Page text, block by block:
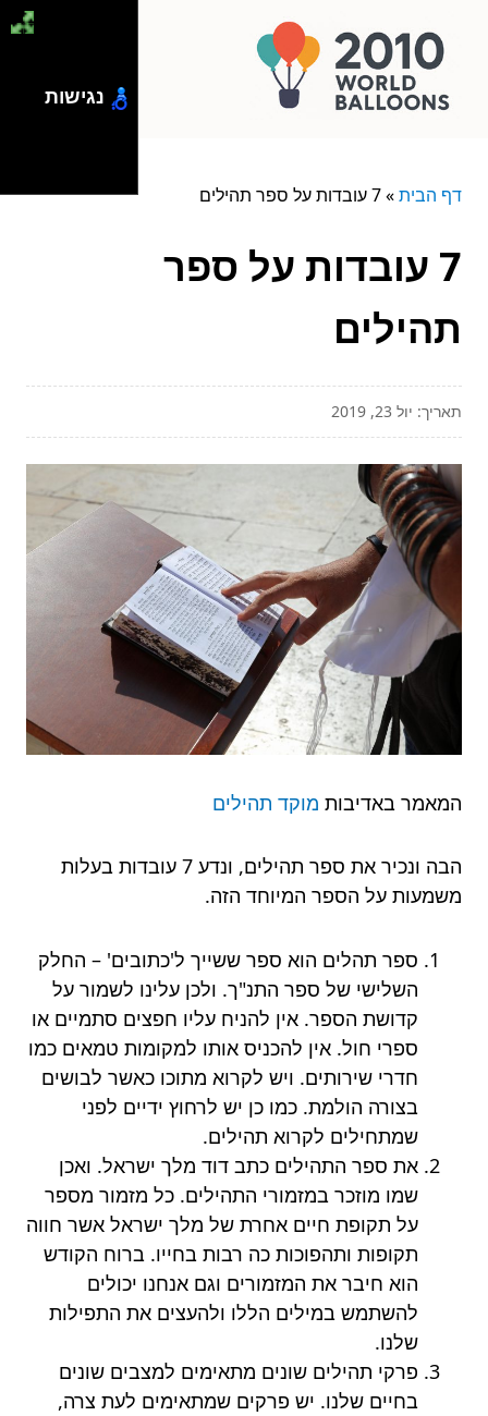
דף הבית»7 עובדות על ספר תהילים
7 עובדות על ספר
תהילים
תאריך: יול 23, 2019
המאמר באדיבות מוקד תהילים
הבה ונכיר את ספר תהילים, ונדע 7 עובדות בעלות
משמעות על הספר המיוחד הזה.
ספר תהלים הוא ספר ששייך ל'כתובים' – החלק
השלישי של ספר התנ"ך. ולכן עלינו לשמור על
קדושת הספר. אין להניח עליו חפצים סתמיים או
ספרי חול. אין להכניס אותו למקומות טמאים כמו
חדרי שירותים. ויש לקרוא מתוכו כאשר לבושים
בצורה הולמת. כמו כן יש לרחוץ ידיים לפני
שמתחילים לקרוא תהילים.
את ספר התהילים כתב דוד מלך ישראל. ואכן
שמו מוזכר במזמורי התהילים. כל מזמור מספר
על תקופת חיים אחרת של מלך ישראל אשר חווה
תקופות ותהפוכות כה רבות בחייו. ברוח הקודש
הוא חיבר את המזמורים וגם אנחנו יכולים
להשתמש במילים הללו ולהעצים את התפילות
שלנו.
פרקי תהילים שונים מתאימים למצבים שונים
בחיים שלנו. יש פרקים שמתאימים לעת צרה,
נגישות